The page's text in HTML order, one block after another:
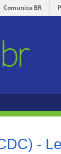
Comunica BR
-